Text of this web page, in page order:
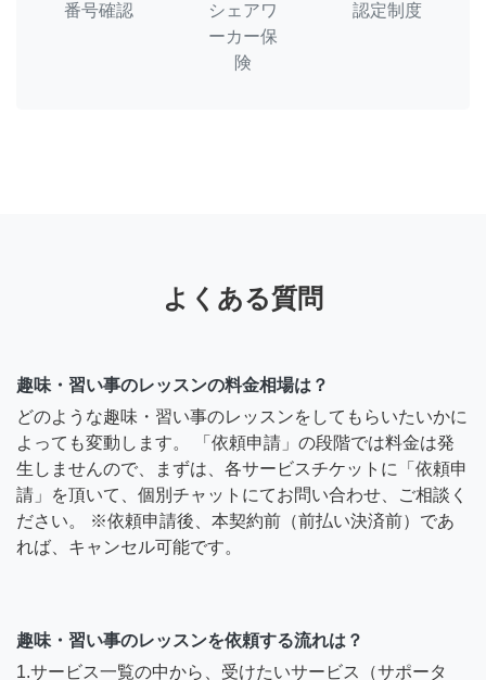
番号確認
シェアワ
ーカー保
険
認定制度
よくある質問
趣味・習い事のレッスンの料金相場は？
どのような趣味・習い事のレッスンをしてもらいたいかに
よっても変動します。 「依頼申請」の段階では料金は発
生しませんので、まずは、各サービスチケットに「依頼申
請」を頂いて、個別チャットにてお問い合わせ、ご相談く
ださい。 ※依頼申請後、本契約前（前払い決済前）であ
れば、キャンセル可能です。
趣味・習い事のレッスンを依頼する流れは？
1.サービス一覧の中から、受けたいサービス（サポータ